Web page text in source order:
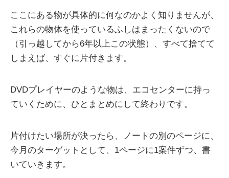
ここにある物が具体的に何なのかよく知りませんが、
これらの物体を使っているふしはまったくないので
（引っ越してから6年以上この状態）、すべて捨てて
しまえば、すぐに片付きます。
DVDプレイヤーのような物は、エコセンターに持っ
ていくために、ひとまとめにして終わりです。
片付けたい場所が決ったら、ノートの別のページに、
今月のターゲットとして、1ページに1案件ずつ、書
いていきます。